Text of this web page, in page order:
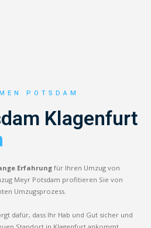
POTSDAM
Klagenfurt
Erfahrung für Ihren Umzug von
Meyr Potsdam profitieren Sie von
Umzugsprozess.
dafür, dass Ihr Hab und Gut sicher und